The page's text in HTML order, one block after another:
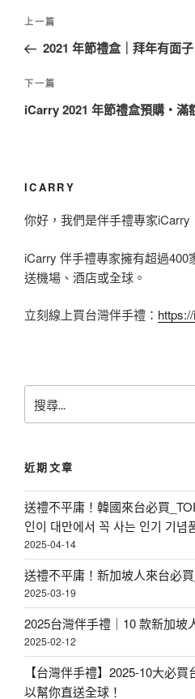
文
導
覽
上
一
文
章
上一篇
2021 年節禮盒｜拜年有面
下
一
下一篇
iCarry 2021 年節禮盒預購・滿
ICARRY
你好，我們是伴手禮專家iCarry
iCarry 伴手禮專家擁有超過
送機場、酒店或全球。
立刻線上買台灣伴手禮：
尋
字
:
近期文章
送禮不平庸！韓國來台必買
인이 대만에서 꼭 사는 인기 기념
2025-04-14
送禮不平庸！新加坡人來台必
2025-03-19
2025台灣伴手禮｜10 款新加坡
2025-02-12
【台灣伴手禮】2025-10大必
以幫你直送全球！